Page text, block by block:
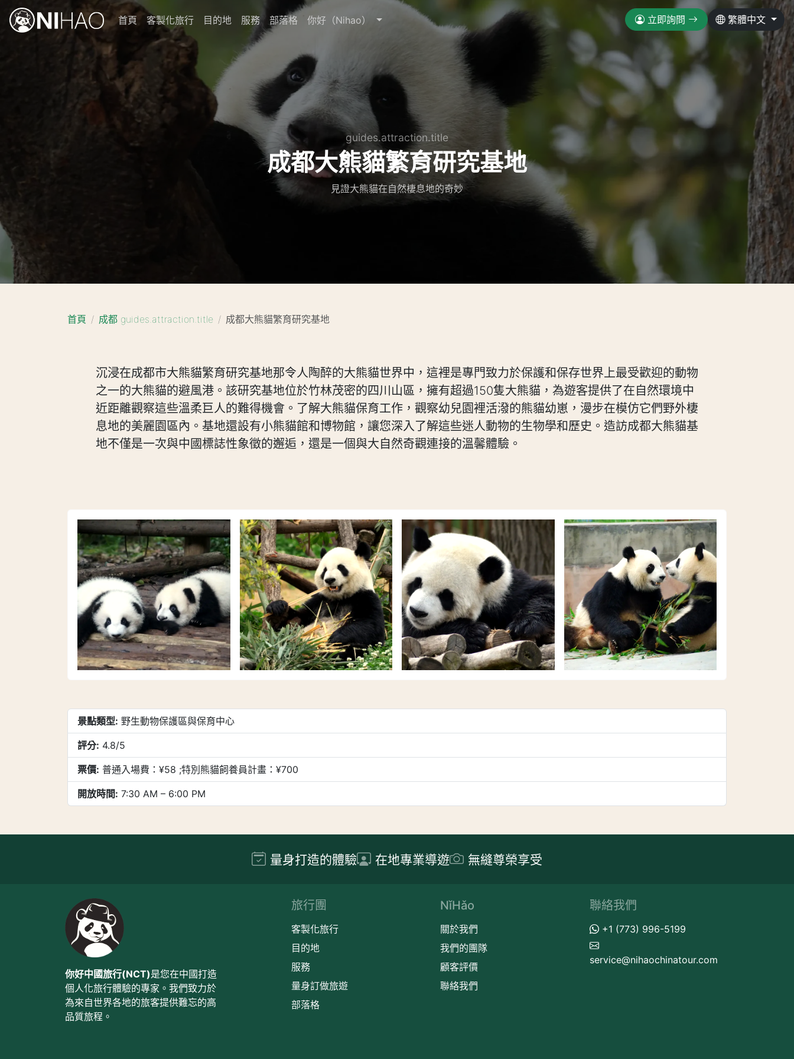
首頁 客製化旅行 目的地 服務 部落格 你好（Nihao） 立即詢問 繁體中文
guides.attraction.title
成都大熊貓繁育研究基地
見證大熊貓在自然棲息地的奇妙
首頁 成都 guides.attraction.title 成都大熊貓繁育研究基地
沉浸在成都市大熊貓繁育研究基地那令人陶醉的大熊貓世界中，這裡是專門致力於保護和保存世界上最受歡迎的動物
之一的大熊貓的避風港。該研究基地位於竹林茂密的四川山區，擁有超過150隻大熊貓，為遊客提供了在自然環境中
近距離觀察這些溫柔巨人的難得機會。了解大熊貓保育工作，觀察幼兒園裡活潑的熊貓幼崽，漫步在模仿它們野外棲
息地的美麗園區內。基地還設有小熊貓館和博物館，讓您深入了解這些迷人動物的生物學和歷史。造訪成都大熊貓基
地不僅是一次與中國標誌性象徵的邂逅，還是一個與大自然奇觀連接的溫馨體驗。
景點類型: 野生動物保護區與保育中心
評分: 4.8/5
票價: 普通入場費：¥58 ;特別熊貓飼養員計畫：¥700
開放時間: 7:30 AM – 6:00 PM
量身打造的體驗 在地專業導遊 無縫尊榮享受
你好中國旅行(NCT)是您在中國打造
個人化旅行體驗的專家。我們致力於
為來自世界各地的旅客提供難忘的高
品質旅程。
旅行團
客製化旅行
目的地
服務
量身訂做旅遊
部落格
NǐHǎo
關於我們
我們的團隊
顧客評價
聯絡我們
聯絡我們
+1 (773) 996-5199
service@nihaochinatour.com